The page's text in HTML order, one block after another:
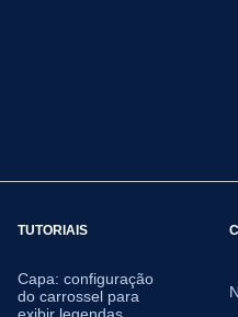
TUTORIAIS
Capa: configuração
do carrossel para